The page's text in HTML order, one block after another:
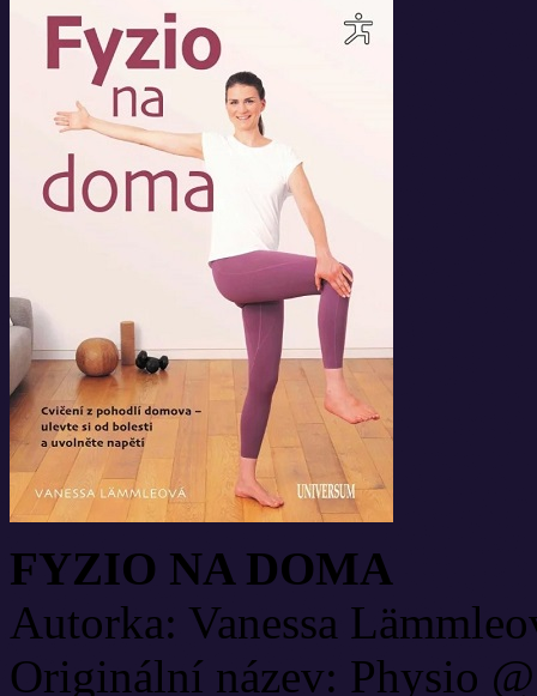
FYZIO NA DOMA
Autorka: Vanessa
Originální název: Physio